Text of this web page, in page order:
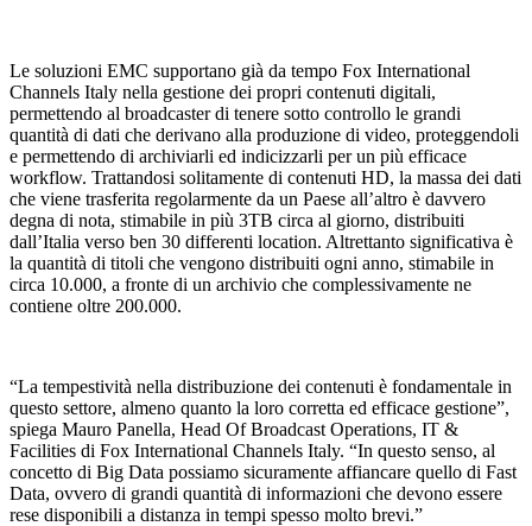
Le soluzioni EMC supportano già da tempo Fox International
Channels Italy nella gestione dei propri contenuti digitali,
permettendo al broadcaster di tenere sotto controllo le grandi
quantità di dati che derivano alla produzione di video, proteggendoli
e permettendo di archiviarli ed indicizzarli per un più efficace
workflow. Trattandosi solitamente di contenuti HD, la massa dei dati
che viene trasferita regolarmente da un Paese all’altro è davvero
degna di nota, stimabile in più 3TB circa al giorno, distribuiti
dall’Italia verso ben 30 differenti location. Altrettanto significativa è
la quantità di titoli che vengono distribuiti ogni anno, stimabile in
circa 10.000, a fronte di un archivio che complessivamente ne
contiene oltre 200.000.
“La tempestività nella distribuzione dei contenuti è fondamentale in
questo settore, almeno quanto la loro corretta ed efficace gestione”,
spiega Mauro Panella, Head Of Broadcast Operations, IT &
Facilities di Fox International Channels Italy. “In questo senso, al
concetto di Big Data possiamo sicuramente affiancare quello di Fast
Data, ovvero di grandi quantità di informazioni che devono essere
rese disponibili a distanza in tempi spesso molto brevi.”